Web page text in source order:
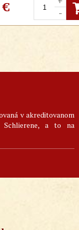
zápal nosových
čínska medicína.
€
-
v akreditovanom
Schlierene, a to na